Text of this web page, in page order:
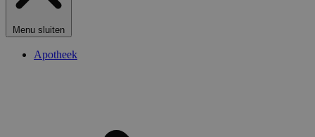
Menu sluiten
Apotheek